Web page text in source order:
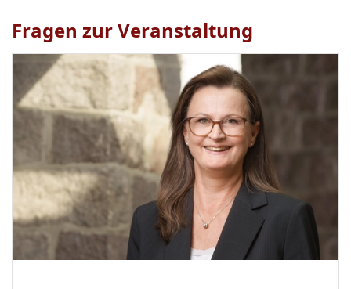
Fragen zur Veranstaltung